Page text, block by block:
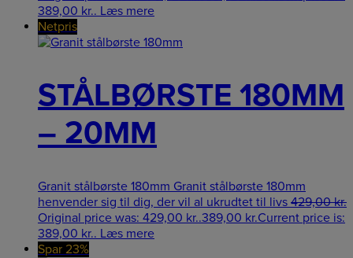
389,00 kr.. Læs mere
Netpris
STÅLBØRSTE 180MM
– 20MM
Granit stålbørste 180mm Granit stålbørste 180mm
henvender sig til dig, der vil al ukrudtet til livs 429,00kr.
Original price was: 429,00 kr..389,00 kr.Current price is:
389,00 kr.. Læs mere
Spar 23%